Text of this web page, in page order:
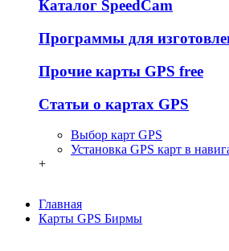
Каталог SpeedCam
Программы для
Прочие карты GPS free
Статьи о картах GPS
Выбор карт GPS
Установка GPS карт в
+
Главная
Карты GPS Бирмы